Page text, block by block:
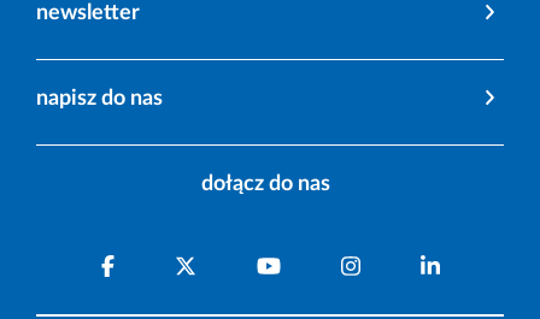
newsletter
napisz do nas
dołącz do nas